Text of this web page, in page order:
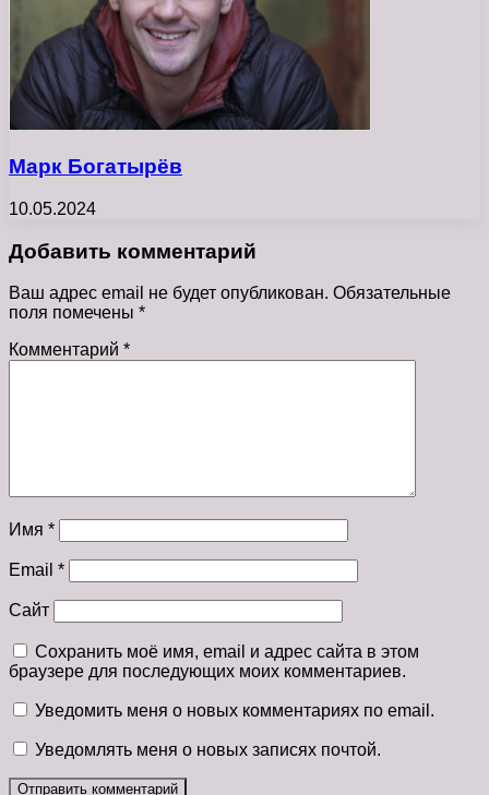
Марк Богатырёв
10.05.2024
Добавить комментарий
Ваш адрес email не будет опубликован. Обязательные
поля помечены *
Комментарий *
Имя *
Email *
Сайт
Сохранить моё имя, email и адрес сайта в этом
браузере для последующих моих комментариев.
Уведомить меня о новых комментариях по email.
Уведомлять меня о новых записях почтой.